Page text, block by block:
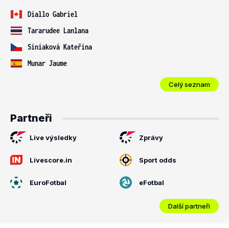
Diallo Gabriel
Tararudee Lanlana
Siniaková Kateřina
Munar Jaume
Celý seznam
Partneři
Live výsledky Zprávy
Livescore.in Sport odds
EuroFotbal eFotbal
Další partneři